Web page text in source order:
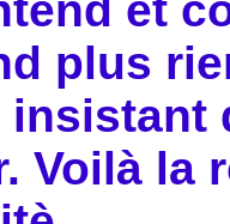
plus
insistant
Voilà la